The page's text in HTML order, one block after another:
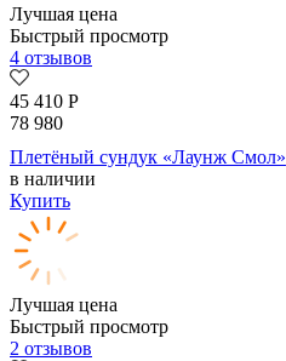
Лучшая цена
Быстрый просмотр
4 отзывов
45 410 Р
78 980
Плетёный сундук «Лаунж Смол»
в наличии
Купить
Лучшая цена
Быстрый просмотр
2 отзывов